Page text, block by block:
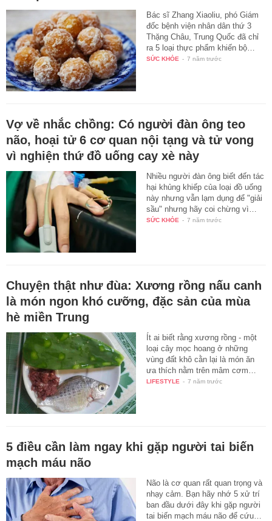
Bác sĩ Zhang Xiaoliu, phó Giám
đốc bệnh viện nhân dân thứ 3
Thặng Châu, Trung Quốc đã chỉ
ra 5 loại thực phẩm khiến bộ…
SỨC KHỎE - 7 năm trước
Vợ về nhắc chồng: Có người đàn ông teo
não, hoại tử 6 cơ quan nội tạng và tử vong
vì nghiện thứ đồ uống cay xè này
Nhiều người đàn ông biết đến tác
hại khủng khiếp của loại đồ uống
này nhưng vẫn lạm dụng để "giải
sầu" nhưng hãy coi chừng vì…
SỨC KHỎE - 7 năm trước
Chuyện thật như đùa: Xương rồng nấu canh
là món ngon khó cưỡng, đặc sản của mùa
hè miền Trung
Ít ai biết rằng xương rồng - một
loại cây mọc hoang ở những
vùng đất khô cằn lại là món ăn
ưa thích nằm trên mâm cơm…
LIFESTYLE - 7 năm trước
5 điều cần làm ngay khi gặp người tai biến
mạch máu não
Não là cơ quan rất quan trọng và
nhạy cảm. Bạn hãy nhớ 5 xử trí
ban đầu dưới đây khi gặp người
tai biến mạch máu não để cứu…